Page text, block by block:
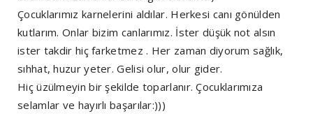
Çocuklarımız karnelerini aldılar. Herkesi canı gönülden
kutlarım. Onlar bizim canlarımız. İster düşük not alsın
ister takdir hiç farketmez . Her zaman diyorum sağlık,
sıhhat, huzur yeter. Gelisi olur, olur gider.
Hiç üzülmeyin bir şekilde toparlanır. Çocuklarımıza
selamlar ve hayırlı başarılar:)))